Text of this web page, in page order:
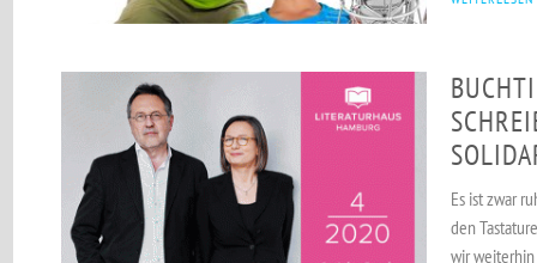
Es ist zwar
den
wir